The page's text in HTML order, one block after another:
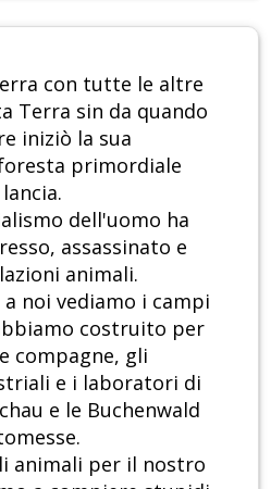
con tutte le altre
Terra sin da quando
iniziò la sua
primordiale
dell'uomo ha
assassinato e
animali.
noi vediamo i campi
costruito per
compagne, gli
e i laboratori di
e le Buchenwald
animali per il nostro